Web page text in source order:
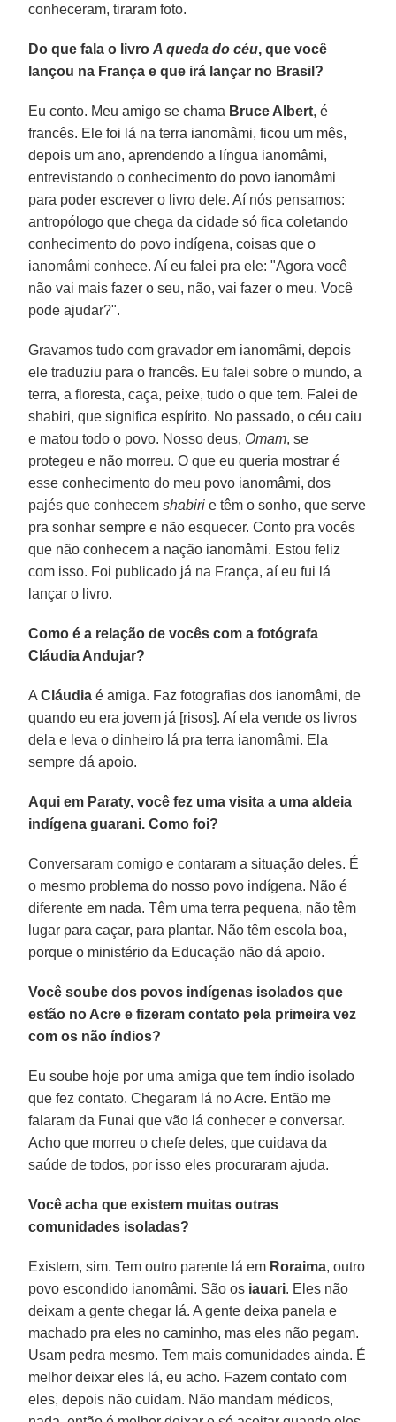
conheceram, tiraram foto.
Do que fala o livroA queda do céu, que você
lançou na França e que irá lançar no Brasil?
Eu conto. Meu amigo se chama Bruce Albert, é
francês. Ele foi lá na terra ianomâmi, ficou um mês,
depois um ano, aprendendo a língua ianomâmi,
entrevistando o conhecimento do povo ianomâmi
para poder escrever o livro dele. Aí nós pensamos:
antropólogo que chega da cidade só fica coletando
conhecimento do povo indígena, coisas que o
ianomâmi conhece. Aí eu falei pra ele: "Agora você
não vai mais fazer o seu, não, vai fazer o meu. Você
pode ajudar?".
Gravamos tudo com gravador em ianomâmi, depois
ele traduziu para o francês. Eu falei sobre o mundo, a
terra, a floresta, caça, peixe, tudo o que tem. Falei de
shabiri, que significa espírito. No passado, o céu caiu
e matou todo o povo. Nosso deus, Omam, se
protegeu e não morreu. O que eu queria mostrar é
esse conhecimento do meu povo ianomâmi, dos
pajés que conhecemshabiri e têm o sonho, que serve
pra sonhar sempre e não esquecer. Conto pra vocês
que não conhecem a nação ianomâmi. Estou feliz
com isso. Foi publicado já na França, aí eu fui lá
lançar o livro.
Como é a relação de vocês com a fotógrafa
Cláudia Andujar?
ACláudia é amiga. Faz fotografias dos ianomâmi, de
quando eu era jovem já [risos]. Aí ela vende os livros
dela e leva o dinheiro lá pra terra ianomâmi. Ela
sempre dá apoio.
Aqui em Paraty, você fez uma visita a uma aldeia
indígena guarani. Como foi?
Conversaram comigo e contaram a situação deles. É
o mesmo problema do nosso povo indígena. Não é
diferente em nada. Têm uma terra pequena, não têm
lugar para caçar, para plantar. Não têm escola boa,
porque o ministério da Educação não dá apoio.
Você soube dos povos indígenas isolados que
estão no Acre e fizeram contato pela primeira vez
com os não índios?
Eu soube hoje por uma amiga que tem índio isolado
que fez contato. Chegaram lá no Acre. Então me
falaram da Funai que vão lá conhecer e conversar.
Acho que morreu o chefe deles, que cuidava da
saúde de todos, por isso eles procuraram ajuda.
Você acha que existem muitas outras
comunidades isoladas?
Existem, sim. Tem outro parente lá em Roraima, outro
povo escondido ianomâmi. São os iauari. Eles não
deixam a gente chegar lá. A gente deixa panela e
machado pra eles no caminho, mas eles não pegam.
Usam pedra mesmo. Tem mais comunidades ainda. É
melhor deixar eles lá, eu acho. Fazem contato com
eles, depois não cuidam. Não mandam médicos,